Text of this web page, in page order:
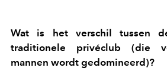
Wat is het verschil tussen
traditionele privéclub (die
mannen wordt gedomineerd)?